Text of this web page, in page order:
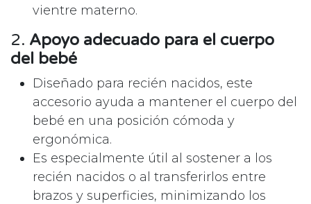
vientre materno.
2. Apoyo adecuado para el cuerpo
del bebé
Diseñado para recién nacidos, este
accesorio ayuda a mantener el cuerpo del
bebé en una posición cómoda y
ergonómica.
Es especialmente útil al sostener a los
recién nacidos o al transferirlos entre
brazos y superficies, minimizando los